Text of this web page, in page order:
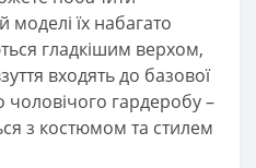
моделі їх набагато
гладкішим верхом,
входять до базової
чоловічого гардеробу –
з костюмом та стилем